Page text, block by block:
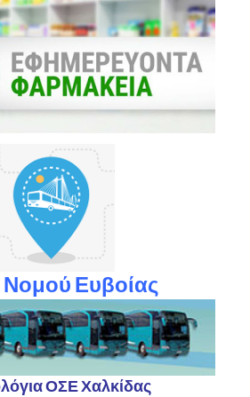
Ευβοίας
ΟΣΕ Χαλκίδας